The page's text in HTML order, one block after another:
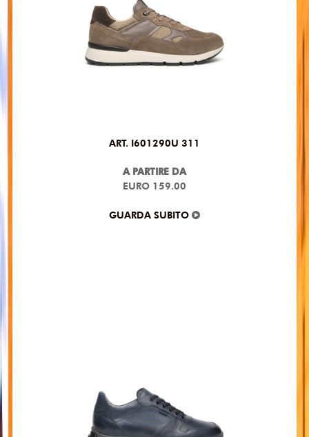
ART. I601290U 311
A PARTIRE DA
EURO 159.00
GUARDA SUBITO